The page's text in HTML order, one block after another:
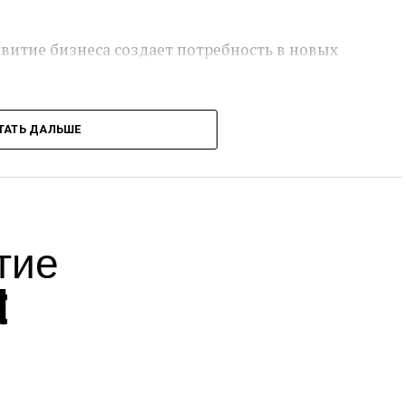
бизнеса создает потребность в новых
е годы и как следствие дефицит молодых
уезжать в Москву, Санкт-
более высоких доходов и перспектив.
заведения готовят специалистов,
и работодателей не всегда совпадают.
ДАЛЬШЕ